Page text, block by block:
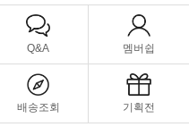
Q&A 멤버쉽
배송조회 기획전